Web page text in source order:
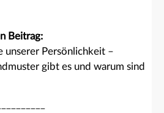
Beitrag:
unserer Persönlichkeit –
gibt es und warum sind